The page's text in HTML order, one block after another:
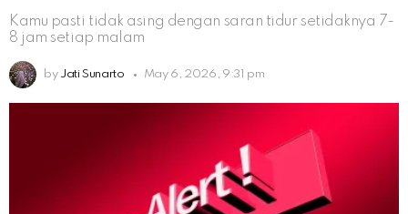
Kamu pasti tidak asing dengan saran tidur setidaknya 7-
8 jam setiap malam
by Jati Sunarto May 6, 2026, 9:31 pm